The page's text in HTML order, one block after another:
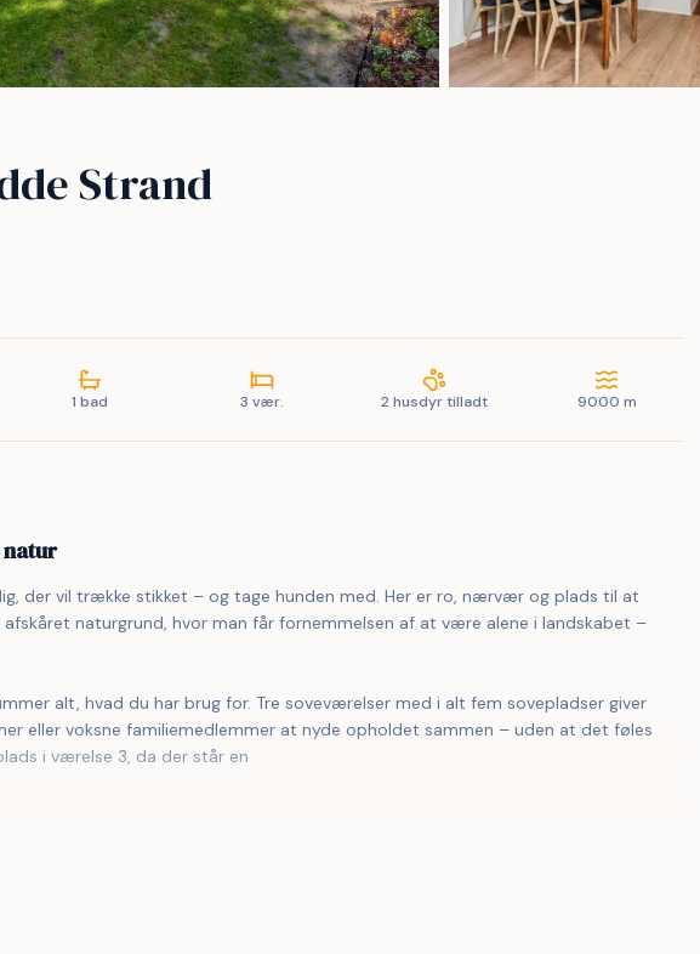
Strand
1 bad 3 vær. 2 husdyr tilladt 9000 m
der vil trække stikket – og tage hunden med. Her er ro, nærvær og plads til at
naturgrund, hvor man får fornemmelsen af at være alene i landskabet –
eller voksne familiemedlemmer at nyde opholdet sammen – uden at det føles
i værelse 3, da der står en
giver gode muligheder for spil og fysisk bevægelse, yderligere er der et stort